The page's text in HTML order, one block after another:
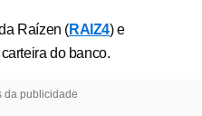
Raízen (RAIZ4) e
do banco.
da publicidade